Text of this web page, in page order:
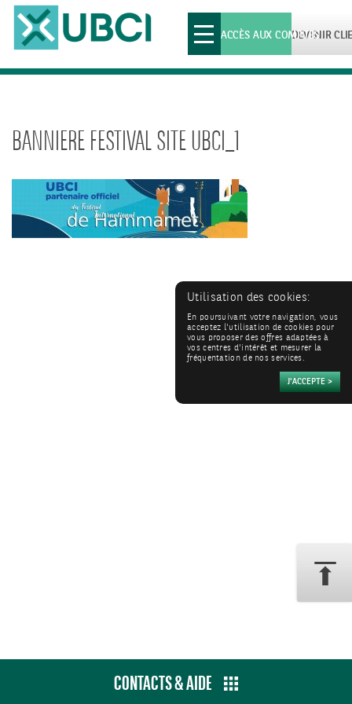
Toggle
navigationDEVENIR
ACCÈS AUX COMPTES
BANNIERE FESTIVAL SITE UBCI_1
CONTACTS & AIDE
Utilisation des cookies:
En poursuivant votre navigation, vous
acceptez l'utilisation de cookies pour
vous proposer des offres adaptées à
vos centres d'intérêt et mesurer la
fréquentation de nos services.